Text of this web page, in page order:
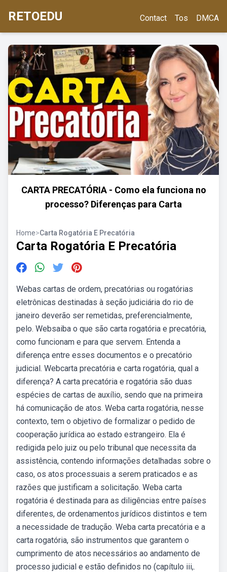
RETOEDU Contact Tos DMCA
CARTA PRECATÓRIA - Como ela funciona no
processo? Diferenças para Carta
Home>Carta Rogatória E Precatória
Carta Rogatória E Precatória
Webas cartas de ordem, precatórias ou rogatórias
eletrônicas destinadas à seção judiciária do rio de
janeiro deverão ser remetidas, preferencialmente,
pelo. Websaiba o que são carta rogatória e precatória,
como funcionam e para que servem. Entenda a
diferença entre esses documentos e o precatório
judicial. Webcarta precatória e carta rogatória, qual a
diferença? A carta precatória e rogatória são duas
espécies de cartas de auxílio, sendo que na primeira
há comunicação de atos. Weba carta rogatória, nesse
contexto, tem o objetivo de formalizar o pedido de
cooperação jurídica ao estado estrangeiro. Ela é
redigida pelo juiz ou pelo tribunal que necessita da
assistência, contendo informações detalhadas sobre o
caso, os atos processuais a serem praticados e as
razões que justificam a solicitação. Weba carta
rogatória é destinada para as diligências entre países
diferentes, de ordenamentos jurídicos distintos e tem
a necessidade de tradução. Weba carta precatória e a
carta rogatória, são instrumentos que garantem o
cumprimento de atos necessários ao andamento de
processo judicial e estão definidos no (capítulo iii,.